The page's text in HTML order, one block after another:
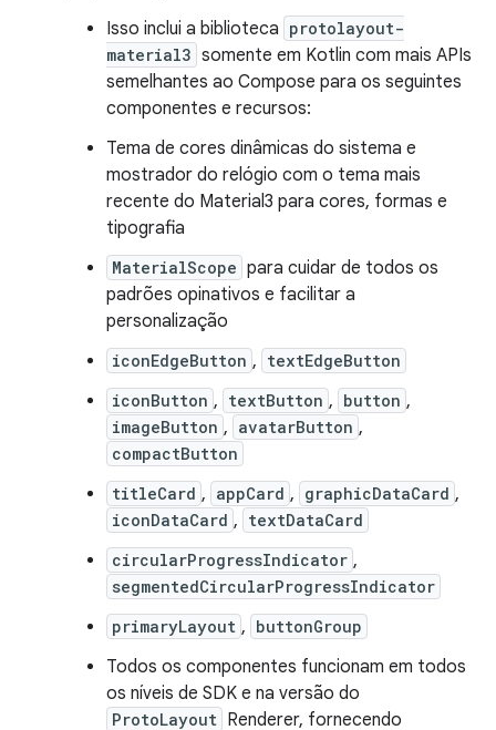
Isso inclui a biblioteca protolayout-
material3 somente em Kotlin com mais APIs
semelhantes ao Compose para os seguintes
componentes e recursos:
Tema de cores dinâmicas do sistema e
mostrador do relógio com o tema mais
recente do Material3 para cores, formas e
tipografia
MaterialScope para cuidar de todos os
padrões opinativos e facilitar a
personalização
iconEdgeButton , textEdgeButton
iconButton , textButton , button ,
imageButton , avatarButton ,
compactButton
titleCard , appCard , graphicDataCard ,
iconDataCard , textDataCard
circularProgressIndicator ,
segmentedCircularProgressIndicator
primaryLayout , buttonGroup
Todos os componentes funcionam em todos
os níveis de SDK e na versão do
ProtoLayout Renderer, fornecendo